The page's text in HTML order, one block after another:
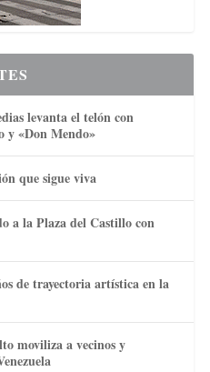
levanta el telón con
y «Don Mendo»
que sigue viva
a la Plaza del Castillo con
de trayectoria artística en la
moviliza a vecinos y